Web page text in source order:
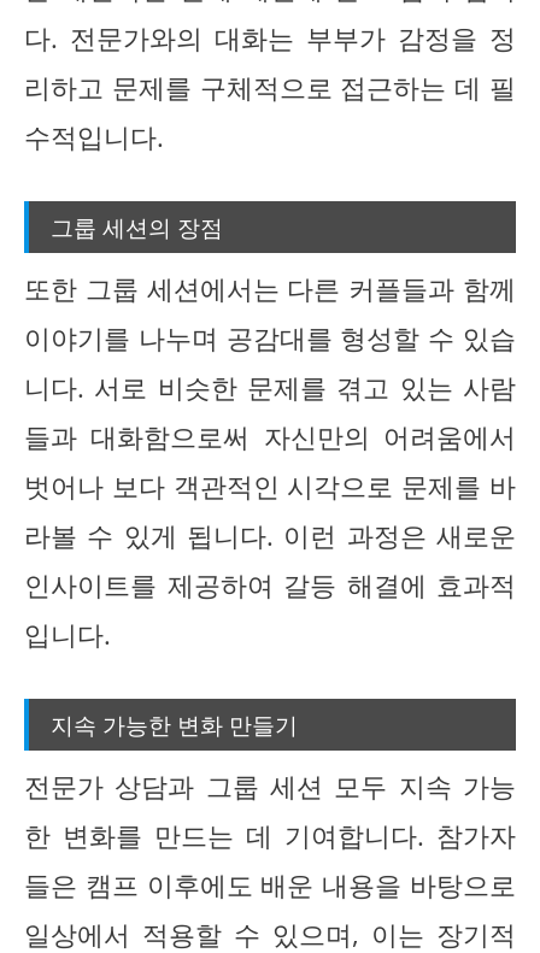
다. 전문가와의 대화는 부부가 감정을 정
리하고 문제를 구체적으로 접근하는 데 필
수적입니다.
그룹 세션의 장점
또한 그룹 세션에서는 다른 커플들과 함께
이야기를 나누며 공감대를 형성할 수 있습
니다. 서로 비슷한 문제를 겪고 있는 사람
들과 대화함으로써 자신만의 어려움에서
벗어나 보다 객관적인 시각으로 문제를 바
라볼 수 있게 됩니다. 이런 과정은 새로운
인사이트를 제공하여 갈등 해결에 효과적
입니다.
지속 가능한 변화 만들기
전문가 상담과 그룹 세션 모두 지속 가능
한 변화를 만드는 데 기여합니다. 참가자
들은 캠프 이후에도 배운 내용을 바탕으로
일상에서 적용할 수 있으며, 이는 장기적